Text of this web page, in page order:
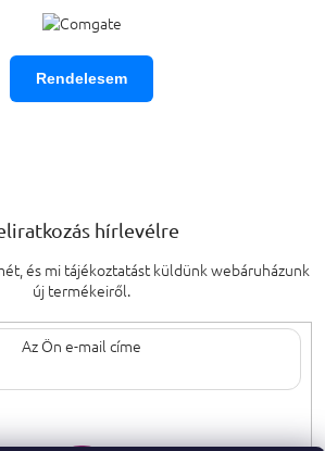
Rendelesem
hírlevélre
és mi tájékoztatást küldünk webáruházunk
új termékeiről.